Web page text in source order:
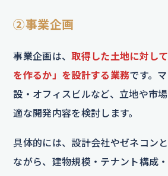
②事業企画
事業企画は、取得した土地に対し
を作るか」を設計する業務です。
設・オフィスビルなど、立地や市
適な開発内容を検討します。
具体的には、設計会社やゼネコン
ながら、建物規模・テナント構成